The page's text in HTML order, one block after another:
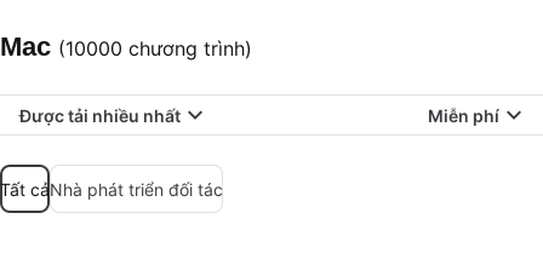
Mac (10000 chương trình)
Được tải nhiều nhất Miễn phí
Tất cảNhà phát triển đối tác